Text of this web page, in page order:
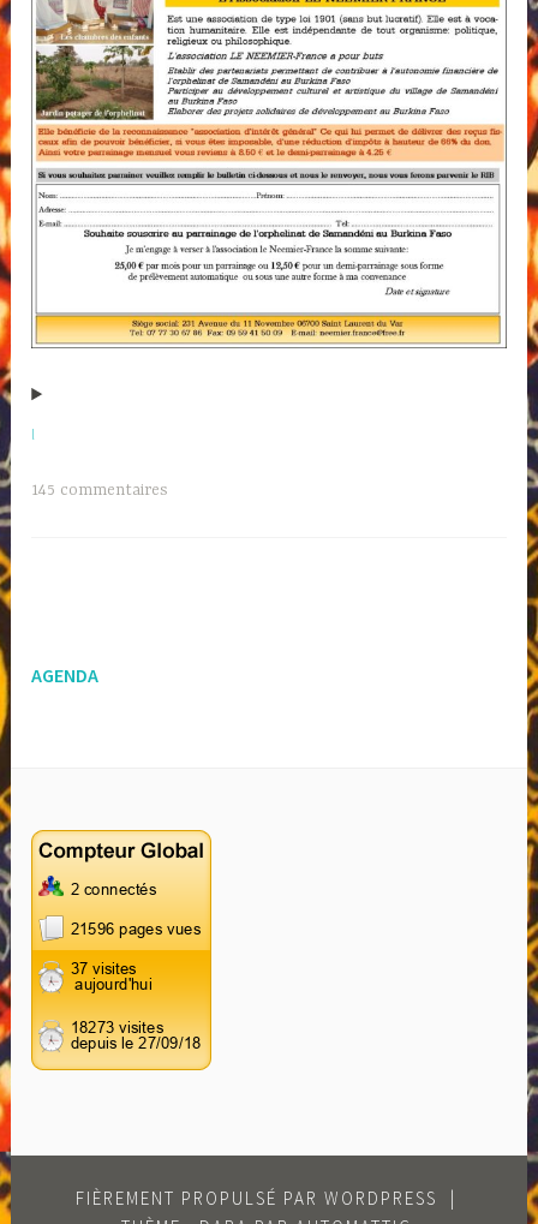
l
145 commentaires
AGENDA
FIÈREMENT PROPULSÉ PAR WORDPRESS